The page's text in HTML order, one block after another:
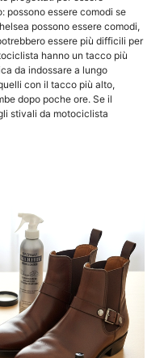
possono essere comodi se
possono essere comodi,
essere più difficili per
hanno un tacco più
da indossare a lungo
con il tacco più alto,
dopo poche ore. Se il
stivali da motociclista